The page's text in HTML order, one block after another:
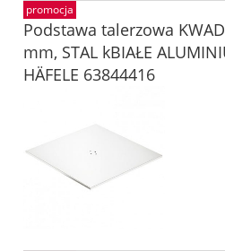
Podstawa talerzowa
mm, STAL kBIAŁE
HÄFELE 63844416
promocja